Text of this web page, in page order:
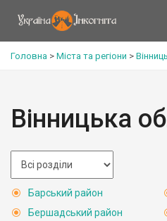
Головна > Міста та регіони >
Вінницька
Барський район
Бершадський район